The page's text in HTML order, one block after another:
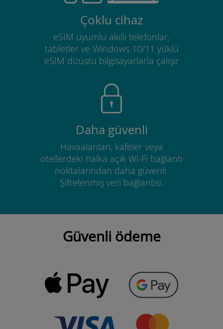
Çoklu cihaz
eSIM uyumlu akıllı telefonlar,
tabletler ve Windows 10/11 yüklü
eSIM dizüstü bilgisayarlarla çalışır
Daha güvenli
Havaalanları, kafeler veya
otellerdeki halka açık Wi-Fi bağlantı
noktalarından daha güvenli.
Şifrelenmiş veri bağlantısı.
Güvenli ödeme